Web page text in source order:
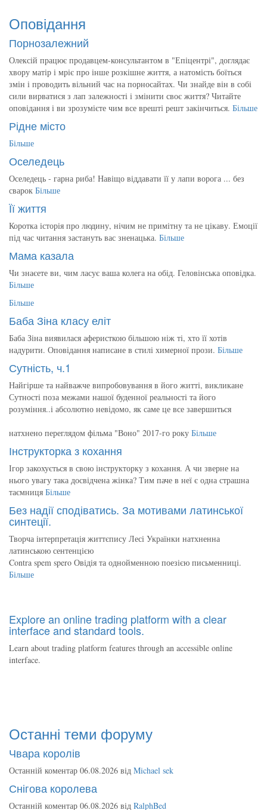
Оповідання
Порнозалежний
Олексій працює продавцем-консультантом в "Епіцентрі", доглядає
хвору матір і мріє про інше розкішне життя, а натомість боїться
змін і проводить вільний час на порносайтах. Чи знайде він в собі
сили вирватися з лап залежності і змінити своє життя? Читайте
оповідання і ви зрозумієте чим все врешті решт закінчиться. Більше
Рідне місто
Більше
Оселедець
Оселедець - гарна риба! Навіщо віддавати її у лапи ворога ... без
сварок Більше
Її життя
Коротка історія про людину, нічим не примітну та не цікаву. Емоції
під час читання застануть вас зненацька. Більше
Мама казала
Чи знаєете ви, чим ласує ваша колега на обід. Геловінська оповідка.
Більше
Більше
Баба Зіна класу еліт
Баба Зіна виявилася аферисткою більшою ніж ті, хто її хотів
надурити. Оповідання написане в стилі химерної прози. Більше
Сутність, ч.1
Найгірше та найважче випробовування в його житті, викликане
Сутності поза межами нашої буденної реальності та його
розуміння..і абсолютно невідомо, як саме це все завершиться
натхнено переглядом фільма "Воно" 2017-го року Більше
Інструкторка з кохання
Ігор закохується в свою інструкторку з кохання. А чи зверне на
нього увагу така досвідчена жінка? Тим паче в неї є одна страшна
таємниця Більше
Без надії сподіватись. За мотивами латинської
синтеції.
Творча інтерпретація життєпису Лесі Українки натхненна
латинською сентенцією
Contra spem spero Овідія та однойменною поезією письменниці.
Більше
Explore an online trading platform with a clear
interface and standard tools.
Learn about trading platform features through an accessible online
interface.
Останні теми форуму
Чвара королів
Останній коментар 06.08.2026 від Michael sek
Снігова королева
Останній коментар 06.08.2026 від RalphBed